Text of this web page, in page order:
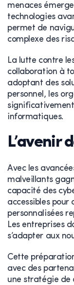
menaces
technologies
permet de
complexe des
La lutte contre
collaboration à
adoptant des
personnel, les
informatiques.
L’avenir
Avec les
malveillants
capacité des
accessibles pour
personnalisées
Les entreprises
s’adapter aux
Cette
avec des
une stratégie de